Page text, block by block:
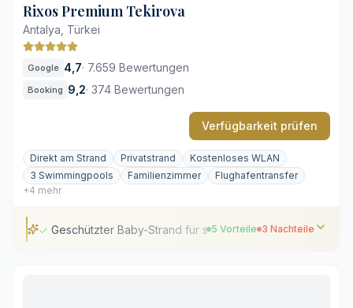
Rixos Premium Tekirova
Antalya, Türkei
Google 4,7· 7.659 Bewertungen
Booking 9,2· 374 Bewertungen
Verfügbarkeit prüfen
Direkt am Strand Privatstrand
Kostenloses WLAN
3 Swimmingpools
Familienzimmer
Flughafentransfer
+4 mehr
Geschützter Baby-Strand für sicheres Baden
5 Vorteile 3 Nachteile